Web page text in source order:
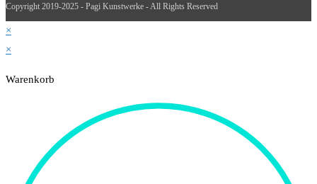
Copyright 2019-2025 - Pagi Kunstwerke - All Rights Reserved
×
×
Warenkorb